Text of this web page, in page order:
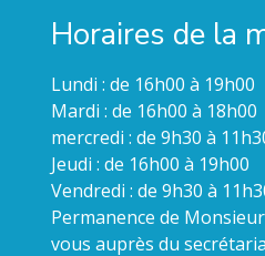
Horaires de la
Lundi : de 16h00 à 19h00
Mardi : de 16h00 à 18h00
mercredi : de 9h30 à
Jeudi : de 16h00 à 19h00
Vendredi : de 9h30 à
Permanence de
vous auprès du